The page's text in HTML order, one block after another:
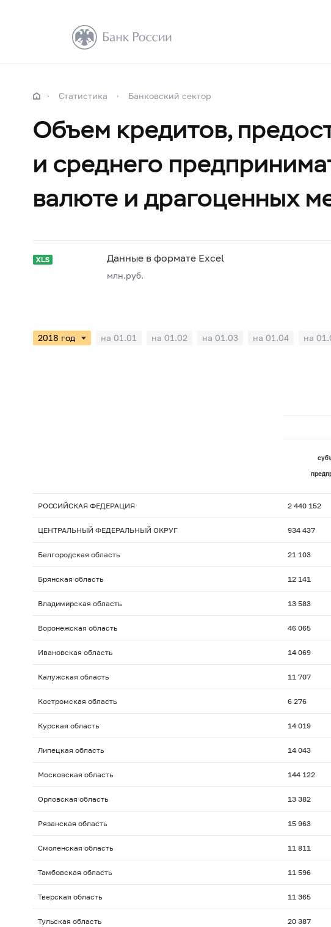
Статистика Банковский сектор
Объем кредитов,
и среднего
валюте и драгоценных
Данные в формате Excel
млн.руб.
на 01.01 на 01.02 на 01.03 на 01.04 на
РОССИЙСКАЯ ФЕДЕРАЦИЯ 2 440 152
ЦЕНТРАЛЬНЫЙ ФЕДЕРАЛЬНЫЙ ОКРУГ 934 437
Белгородская область 21 103
Брянская область 12 141
Владимирская область 13 583
Воронежская область 46 065
Ивановская область 14 069
Калужская область 11 707
Костромская область 6 276
Курская область 14 019
Липецкая область 14 043
Московская область 144 122
Орловская область 13 382
Рязанская область 15 963
Смоленская область 11 811
Тамбовская область 11 596
Тверская область 11 365
Тульская область 20 387